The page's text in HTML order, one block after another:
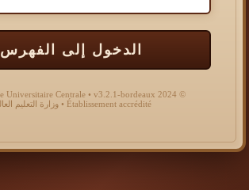
الدخول إلى الفهرس
© 2024 Bibliothèque Universitaire Centrale • v3.2.1-bordeaux
Établissement accrédité • وزارة التعليم العالي